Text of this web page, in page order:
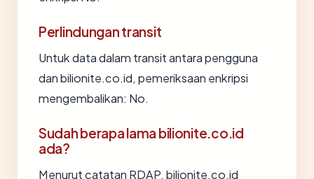
Perlindungan transit
Untuk data dalam transit antara pengguna
dan bilionite.co.id, pemeriksaan enkripsi
mengembalikan: No.
Sudah berapa lama bilionite.co.id
ada?
Menurut catatan RDAP, bilionite.co.id